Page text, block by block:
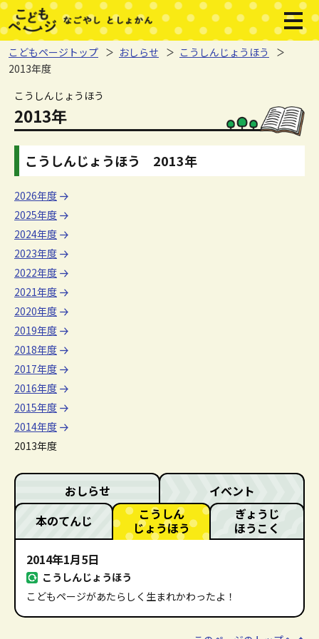
ページの先頭です。
本文へジャンプする。
メニ
こどもページトップ
おしらせ
こうしんじょうほう
2013年度
ここから本文です。
こうしんじょうほう
2013年
こうしんじょうほう 2013年
2026年度
2025年度
2024年度
2023年度
2022年度
2021年度
2020年度
2019年度
2018年度
2017年度
2016年度
2015年度
2014年度
2013年度
おしらせ
イベント
本のてんじ
こうしん
じょうほう
ぎょうじ
ほうこく
2014年1月5日
こうしんじょうほう
こどもページがあたらしく生まれかわったよ！